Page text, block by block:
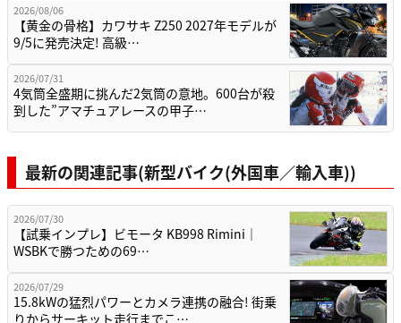
2026/08/06
【黄金の骨格】カワサキ Z250 2027年モデルが
9/5に発売決定! 高級…
2026/07/31
4気筒全盛期に挑んだ2気筒の意地。600台が殺
到した”アマチュアレースの甲子…
最新の関連記事(新型バイク(外国車／輸入車))
2026/07/30
【試乗インプレ】ビモータ KB998 Rimini｜
WSBKで勝つための69…
2026/07/29
15.8kWの猛烈パワーとカメラ連携の融合! 街乗
りからサーキット走行までこ…